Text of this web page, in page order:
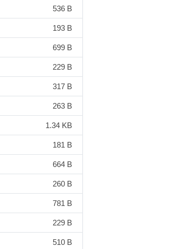
536 B
193 B
699 B
229 B
317 B
263 B
1.34 KB
181 B
664 B
260 B
781 B
229 B
510 B